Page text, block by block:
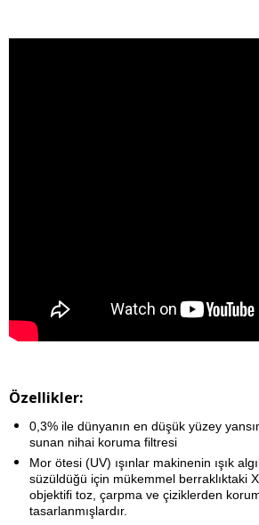
Özellikler:
0,3% ile dünyanın en düşük yüzey
sunan nihai koruma filtresi
Mor ötesi (UV) ışınlar makinenin ışık
süzüldüğü için mükemmel berraklıktaki
objektifi toz, çarpma ve çiziklerden
tasarlanmışlardır.